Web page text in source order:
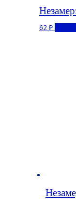
62 ₽